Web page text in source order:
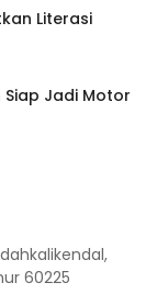
Literasi
Jadi Motor
60225